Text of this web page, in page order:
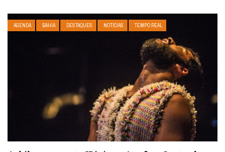
AGENDA BAHIA DESTAQUES NOTÍCIAS TEMPO REAL